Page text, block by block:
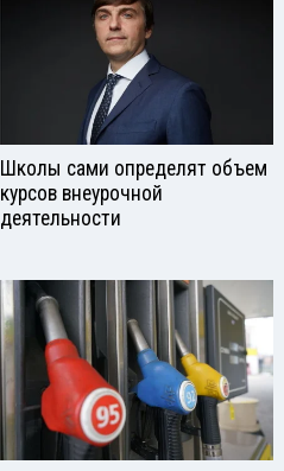
Школы сами определят объем
курсов внеурочной
деятельности